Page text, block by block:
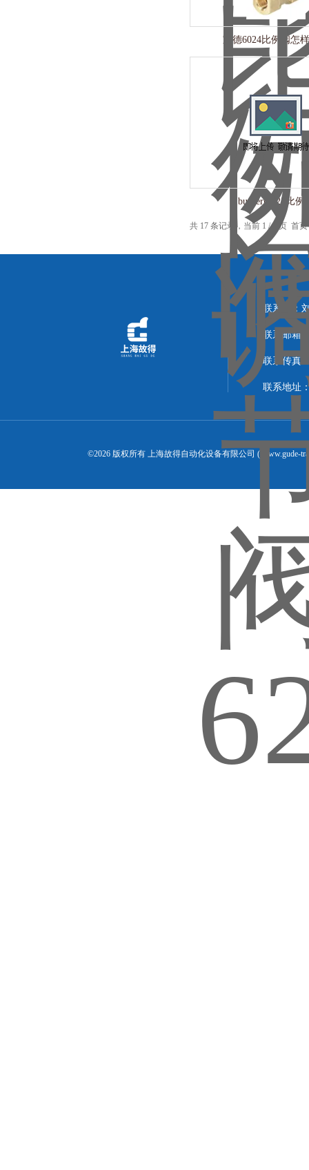
宝德6024比例阀怎
burkert6223比例
共 17 条记录，当前 1 / 2 页 首
联系人：
联系邮箱
联系传真
联系地址
©2026 版权所有 上海故得自动化设备有限公司 ( www.gude-